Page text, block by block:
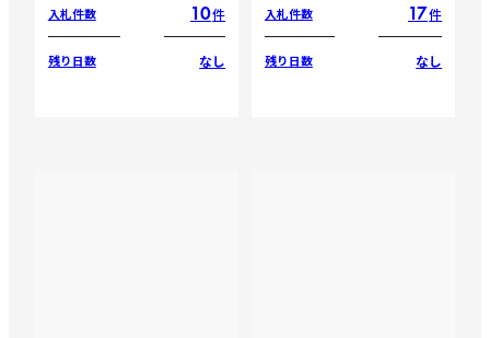
入札件数 10件
残り日数 なし
入札件数 17件
残り日数 なし